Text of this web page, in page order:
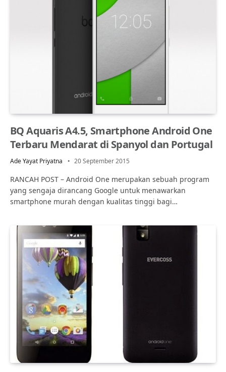
BQ Aquaris A4.5, Smartphone Android One
Terbaru Mendarat di Spanyol dan Portugal
Ade Yayat Priyatna 20 September 2015
RANCAH POST – Android One merupakan sebuah program
yang sengaja dirancang Google untuk menawarkan
smartphone murah dengan kualitas tinggi bagi…